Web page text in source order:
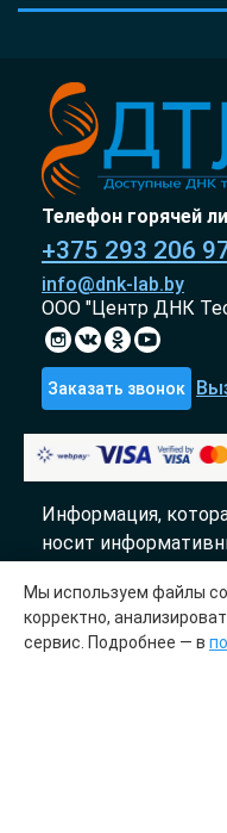
Телефон горячей
+375 293 206
info@dnk-lab.by
ООО "Центр ДНК
Заказать звонок
Информация,
носит
«DTL» 2017-2026
Молекулярно
Мы используем файлы
корректно,
сервис. Подробнее — в